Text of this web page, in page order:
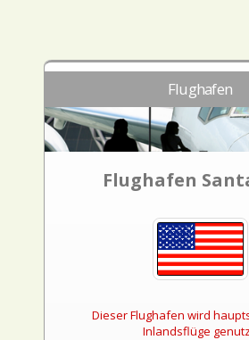
Flughafen
Flughafen
Dieser Flughafen wird
Inlandsflüge